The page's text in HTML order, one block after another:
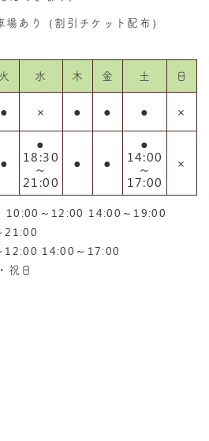
場あり（割引チケット配布）
火 水 木 金 土 日
● × ● ● ● ×
●
●
18:30
～
21:00
● ●
●
14:00
～
17:00
×
10:00～12:00 14:00～19:00
14:00～17:00
祝日